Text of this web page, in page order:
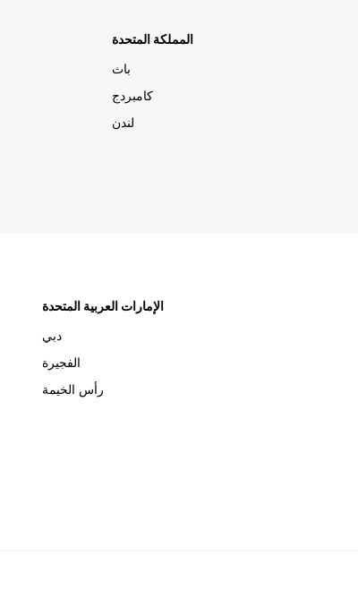
المملكة المتحدة
باث
كامبردج
لندن
الإمارات العربية المتحدة
دبي
الفجيرة
رأس الخيمة